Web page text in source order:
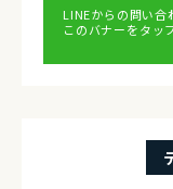
LINEからの問い合
このバナーをタッ